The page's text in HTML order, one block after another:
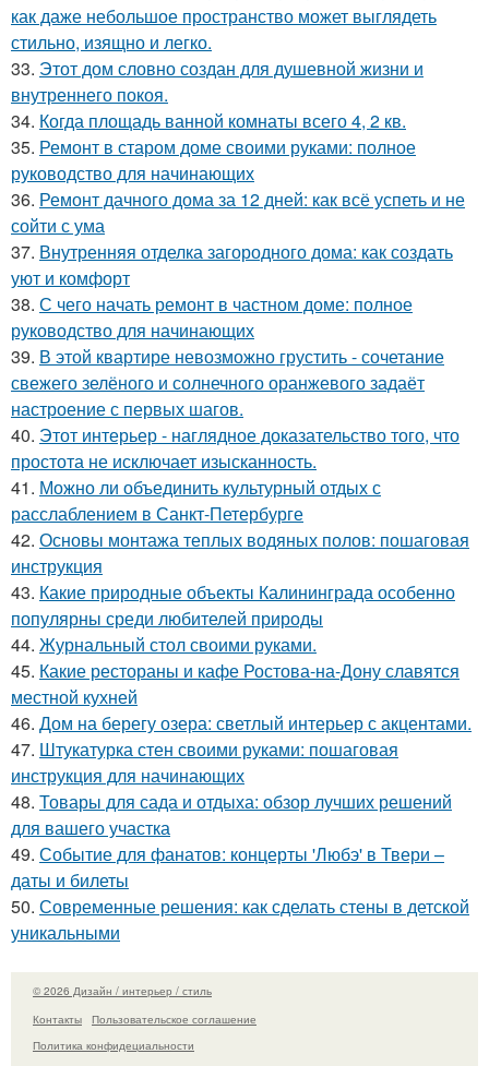
как даже небольшое пространство может выглядеть
стильно, изящно и легко.
33. Этот дом словно создан для душевной жизни и
внутреннего покоя.
34. Когда площадь ванной комнаты всего 4, 2 кв.
35. Ремонт в старом доме своими руками: полное
руководство для начинающих
36. Ремонт дачного дома за 12 дней: как всё успеть и не
сойти с ума
37. Внутренняя отделка загородного дома: как создать
уют и комфорт
38. С чего начать ремонт в частном доме: полное
руководство для начинающих
39. В этой квартире невозможно грустить - сочетание
свежего зелёного и солнечного оранжевого задаёт
настроение с первых шагов.
40. Этот интерьер - наглядное доказательство того, что
простота не исключает изысканность.
41. Можно ли объединить культурный отдых с
расслаблением в Санкт-Петербурге
42. Основы монтажа теплых водяных полов: пошаговая
инструкция
43. Какие природные объекты Калининграда особенно
популярны среди любителей природы
44. Журнальный стол своими руками.
45. Какие рестораны и кафе Ростова-на-Дону славятся
местной кухней
46. Дом на берегу озера: светлый интерьер с акцентами.
47. Штукатурка стен своими руками: пошаговая
инструкция для начинающих
48. Товары для сада и отдыха: обзор лучших решений
для вашего участка
49. Событие для фанатов: концерты 'Любэ' в Твери –
даты и билеты
50. Современные решения: как сделать стены в детской
уникальными
© 2026 Дизайн / интерьер / стиль
Контакты
Пользовательское соглашение
Политика конфидециальности